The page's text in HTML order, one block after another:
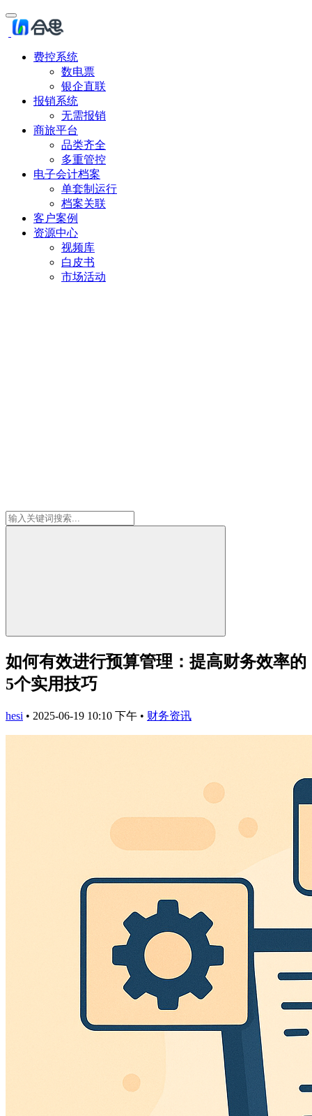
费控系统
数电票
银企直联
报销系统
无需报销
商旅平台
品类齐全
多重管控
电子会计档案
单套制运行
档案关联
客户案例
资源中心
视频库
白皮书
市场活动
如何有效进行预算管理：提高财务效率的
5个实用技巧
hesi • 2025-06-19 10:10 下午 • 财务资讯